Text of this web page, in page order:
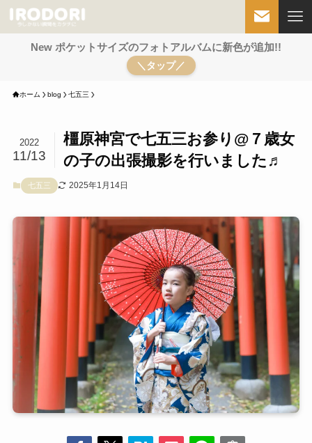
New ポケットサイズのフォトアルバムに新色が追加!!
＼タップ／
ホーム blog 七五三
橿原神宮で七五三お参り@７歳女
の子の出張撮影を行いました♬
2022
11/13
七五三 2025年1月14日